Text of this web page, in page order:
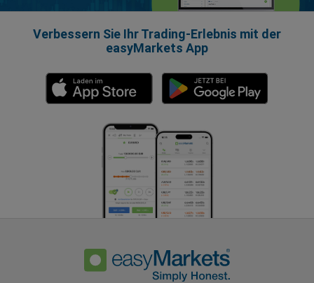
Verbessern Sie Ihr Trading-Erlebnis mit der
easyMarkets App